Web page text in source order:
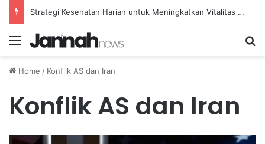
Strategi Kesehatan Harian untuk Meningkatkan Vitalitas dan Mengatasi Kelelahan Sehari-hari
Menu
Home / Konflik AS dan Iran
Konflik AS dan Iran